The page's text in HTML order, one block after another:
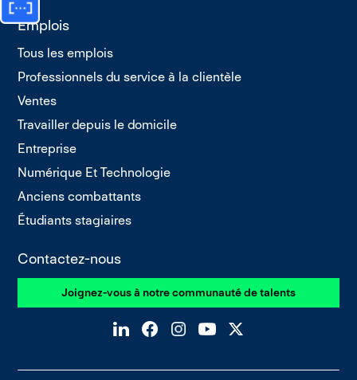
Emplois
Tous les emplois
Professionnels du service à la clientèle
Ventes
Travailler depuis le domicile
Entreprise
Numérique Et Technologie
Anciens combattants
Étudiants stagiaires
Contactez-nous
Joignez-vous à notre communauté de talents